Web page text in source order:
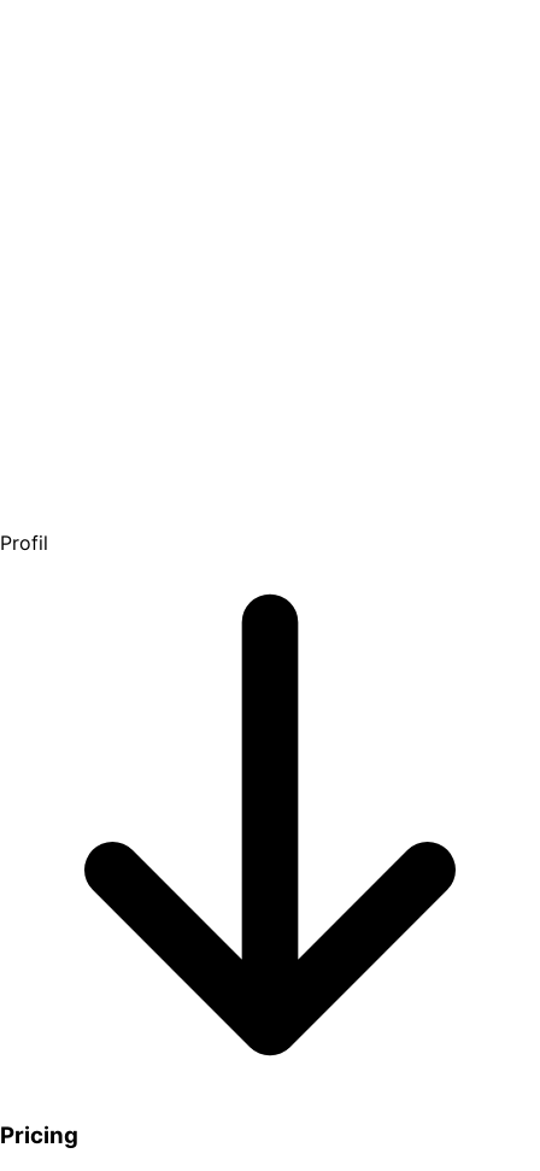
Profil
Pricing